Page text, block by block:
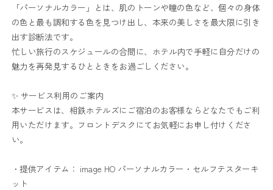
「パーソナルカラー」とは、肌のトーンや瞳の色など、個々の身体
の色と最も調和する色を見つけ出し、本来の美しさを最大限に引き
出す診断法です。
忙しい旅行のスケジュールの合間に、ホテル内で手軽に自分だけの
魅力を再発見するひとときをお過ごしください。
✨ サービス利用のご案内
本サービスは、相鉄ホテルズにご宿泊のお客様ならどなたでもご利
用いただけます。フロントデスクにてお気軽にお申し付けくださ
い。
・提供アイテム： image HO パーソナルカラー・セルフテスターキ
ット